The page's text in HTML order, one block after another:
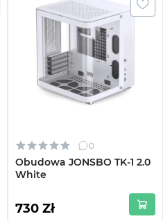
0
Obudowa JONSBO TK-1 2.0
White
730 Zł